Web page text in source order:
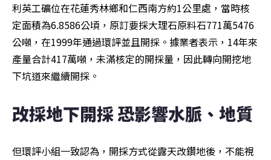
利英工礦位在花蓮秀林鄉和仁西南方約1公里處，當時核
定面積為6.8586公頃，原訂要採大理石原料石771萬5476
公噸，在1999年通過環評並且開採。據業者表示，14年來
產量合計417萬噸，未滿核定的開採量，因此轉向開挖地
下坑道來繼續開採。
改採地下開採 恐影響水脈、地質
但環評小組一致認為，開採方式從露天改鑽地後，不能視